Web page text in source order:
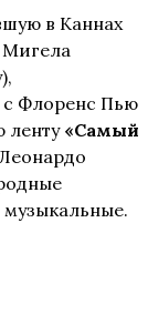
в Каннах
Мигела
с Флоренс Пью
ленту«Самый